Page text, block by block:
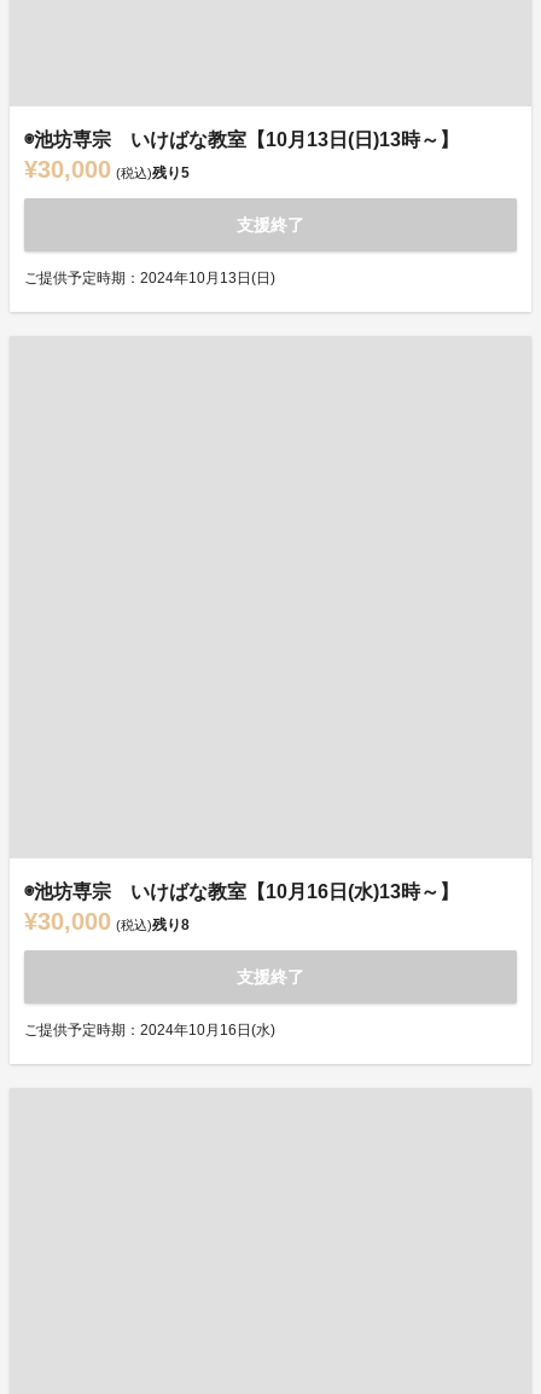
◉池坊専宗 いけばな教室【10月13日(日)13時～】
¥30,000 (税込)残り5
支援終了
ご提供予定時期：2024年10月13日(日)
◉池坊専宗 いけばな教室【10月16日(水)13時～】
¥30,000 (税込)残り8
支援終了
ご提供予定時期：2024年10月16日(水)